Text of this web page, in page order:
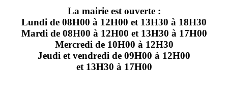
La mairie est ouverte :
Lundi de 08H00 à 12H00 et 13H30 à 18H30
Mardi de 08H00 à 12H00 et 13H30 à 17H00
Mercredi de 10H00 à 12H30
Jeudi et vendredi de 09H00 à 12H00
et 13H30 à 17H00